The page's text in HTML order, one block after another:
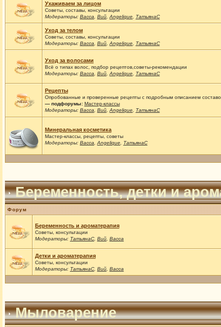
Ухаживаем за лицом
Советы, составы, консультации
Модераторы: Васса Вий, Angelique, ТатьянаС
Уход за телом
Советы, составы, консультации
Модераторы: Васса Вий, Angelique, ТатьянаС
Уход за волосами
Всё о типах волос, подбор рецептов,советы-рекомендации
Модераторы: Васса Вий, Angelique, ТатьянаС
Рецепты
Опробованные и проверенные рецепты с подробным описанием
— подфорумы: Мастер-классы
Модераторы: Васса Вий, Angelique, ТатьянаС
Минеральная косметика
Мастер-классы, рецепты, советы
Модераторы: Васса Angelique, ТатьянаС
Беременность, детки и
Форум
Беременность и ароматерапия
Советы, консультации
Модераторы: ТатьянаС, Вий, Васса
Детки и ароматерапия
Советы, консультации
Модераторы: ТатьянаС, Вий, Васса
Мыловарение